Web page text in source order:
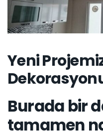
Yeni
Burada bir
tamamen